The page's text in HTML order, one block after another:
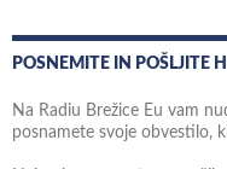
POSNEMITE IN POŠLJITE
Na Radiu Brežice Eu vam
posnamete svoje obvestilo,